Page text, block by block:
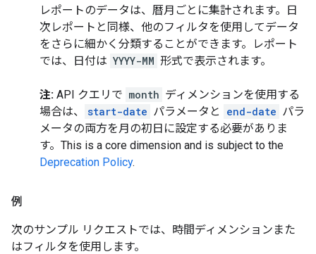
レポートのデータは、暦月ごとに集計されます。日
次レポートと同様、他のフィルタを使用してデータ
をさらに細かく分類することができます。レポート
では、日付は YYYY-MM 形式で表示されます。
注: API クエリで month ディメンションを使用する
場合は、
start-date パラメータと end-date パラ
メータの両方を月の初日に設定する必要がありま
す。 This is a core dimension and is subject to the
Deprecation Policy.
例
次のサンプル リクエストでは、時間ディメンションまた
はフィルタを使用します。